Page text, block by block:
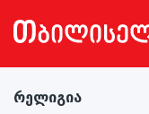
რელიგია